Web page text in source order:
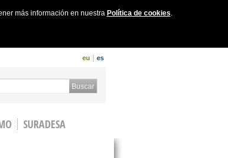
más información en nuestra Política de cookies.
eu es
SURADESA